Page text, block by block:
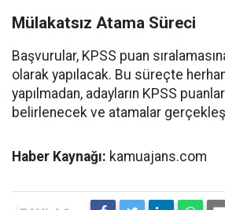
Mülakatsız Atama Süreci
Başvurular, KPSS puan
olarak yapılacak. Bu süreçte
yapılmadan, adayların KPSS
belirlenecek ve atamalar
Haber Kaynağı: kamuajans.com